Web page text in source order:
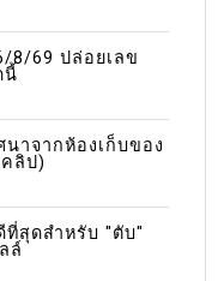
8/69 ปล่อยเลข
นี้
าจากห้องเก็บของ
ลิป)
ที่สุดสำหรับ "ตับ"
ล์